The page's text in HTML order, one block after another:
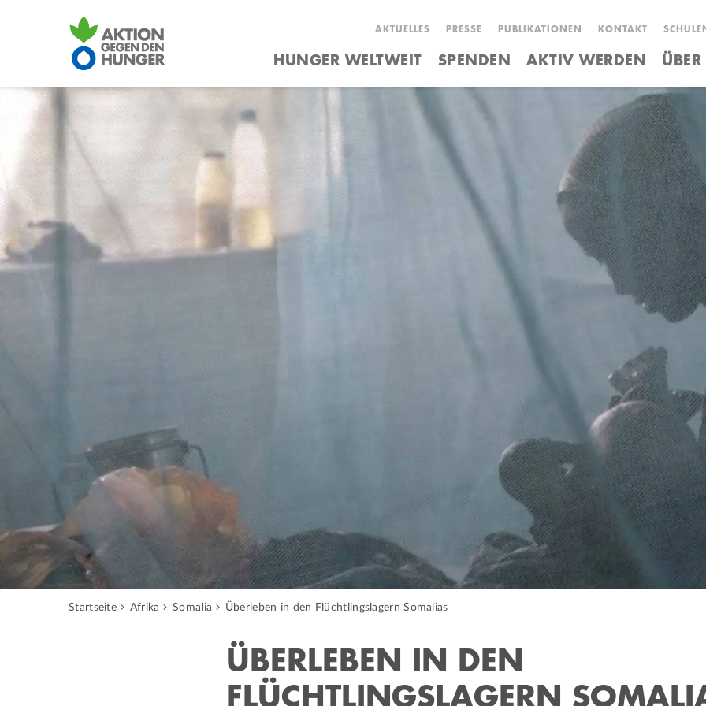
AKTUELLES PRESSE PUBLIKATIONEN KONTAKT
HUNGER WELTWEIT SPENDEN AKTIV WERDEN
Startseite Afrika Somalia Überleben in den Flüchtlingslagern Somalias
ÜBERLEBEN IN DEN
FLÜCHTLINGSLAGERN